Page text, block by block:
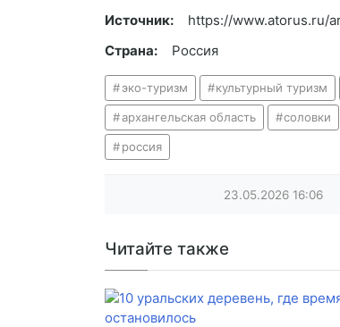
Источник:
https://www.atorus.ru/
Страна:
Россия
эко-туризм культурный туризм
архангельская область соловки
россия
23.05.2026 16:06
Читайте также